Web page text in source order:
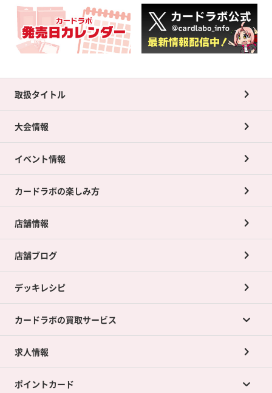
取扱タイトル
大会情報
イベント情報
カードラボの楽しみ方
店舗情報
店舗ブログ
デッキレシピ
カードラボの買取サービス
カードラボの買取サービスTOP
店舗買取について
求人情報
ポイントカード